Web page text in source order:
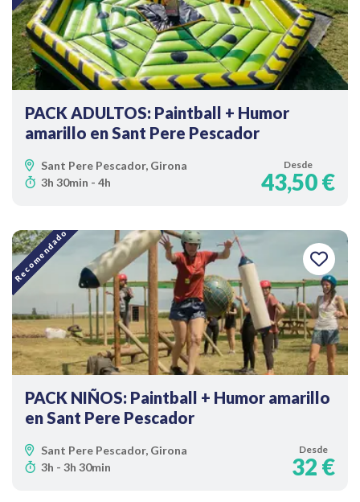
PACK ADULTOS: Paintball + Humor
amarillo en Sant Pere Pescador
Sant Pere Pescador, Girona
3h 30min - 4h
Desde
43,50 €
Recomendado
PACK NIÑOS: Paintball + Humor amarillo
en Sant Pere Pescador
Sant Pere Pescador, Girona
3h - 3h 30min
Desde
32 €